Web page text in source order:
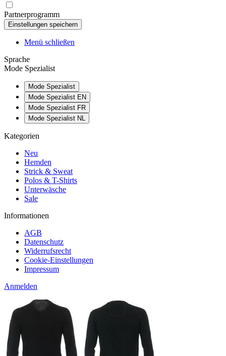
Partnerprogramm
Menü schließen
Sprache
Mode Spezialist
Mode Spezialist
Mode Spezialist EN
Mode Spezialist FR
Mode Spezialist NL
Kategorien
Neu
Hemden
Strick & Sweat
Polos & T-Shirts
Unterwäsche
Sale
Informationen
AGB
Datenschutz
Widerrufsrecht
Cookie-Einstellungen
Impressum
Anmelden